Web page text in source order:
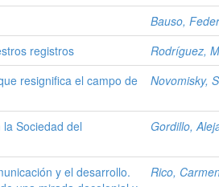
Bauso,
registros
Rodríguez,
resignifica el campo de
Novomisky,
Sociedad del
Gordillo,
y el desarrollo.
Rico,